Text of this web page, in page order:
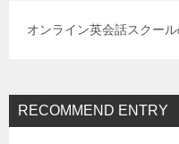
オンライン英会話スクー
RECOMMEND ENTRY